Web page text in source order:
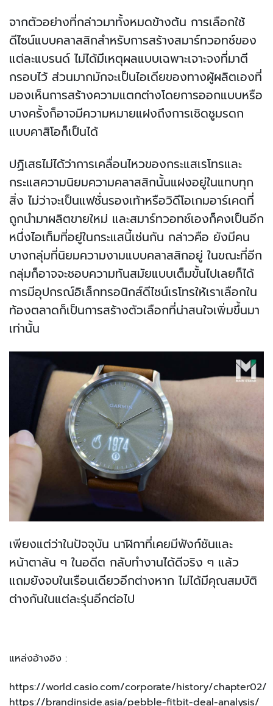
จากตัวอย่างที่กล่าวมาทั้งหมดข้างต้น การเลือกใช้
ดีไซน์แบบคลาสสิกสำหรับการสร้างสมาร์ทวอทช์ของ
แต่ละแบรนด์ ไม่ได้มีเหตุผลแบบเฉพาะเจาะจงที่มาตี
กรอบไว้ ส่วนมากมักจะเป็นไอเดียของทางผู้ผลิตเองที่
มองเห็นการสร้างความแตกต่างโดยการออกแบบหรือ
บางครั้งก็อาจมีความหมายแฝงถึงการเชิดชูมรดก
แบบคาสิโอก็เป็นได้
ปฏิเสธไม่ได้ว่าการเคลื่อนไหวของกระแสเรโทรและ
กระแสความนิยมความคลาสสิกนั้นแฝงอยู่ในแทบทุก
สิ่ง ไม่ว่าจะเป็นแฟชั่นรองเท้าหรือวิดีโอเกมอาร์เคดที่
ถูกนำมาผลิตขายใหม่ และสมาร์ทวอทช์เองก็คงเป็นอีก
หนึ่งไอเท็มที่อยู่ในกระแสนี้เช่นกัน กล่าวคือ ยังมีคน
บางกลุ่มที่นิยมความงามแบบคลาสสิกอยู่ ในขณะที่อีก
กลุ่มก็อาจจะชอบความทันสมัยแบบเต็มขั้นไปเลยก็ได้
การมีอุปกรณ์อิเล็กทรอนิกส์ดีไซน์เรโทรให้เราเลือกใน
ท้องตลาดก็เป็นการสร้างตัวเลือกที่น่าสนใจเพิ่มขึ้นมา
เท่านั้น
เพียงแต่ว่าในปัจจุบัน นาฬิกาที่เคยมีฟังก์ชันและ
หน้าตาล้น ๆ ในอดีต กลับทำงานได้ดีจริง ๆ แล้ว
แถมยังจบในเรือนเดียวอีกต่างหาก ไม่ได้มีคุณสมบัติ
ต่างกันในแต่ละรุ่นอีกต่อไป
แหล่งอ้างอิง :
https://world.casio.com/corporate/history/chapter02/
https://brandinside.asia/pebble-fitbit-deal-analysis/